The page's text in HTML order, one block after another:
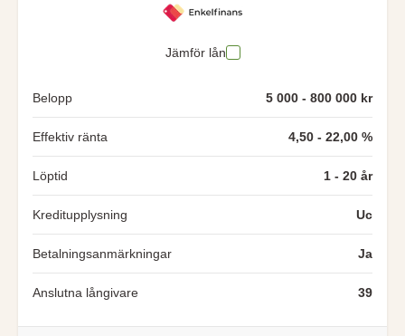
Jämför lån
Belopp 5 000 - 800 000 kr
Effektiv ränta 4,50 - 22,00 %
Löptid 1 - 20 år
Kreditupplysning Uc
Betalningsanmärkningar Ja
Anslutna långivare 39